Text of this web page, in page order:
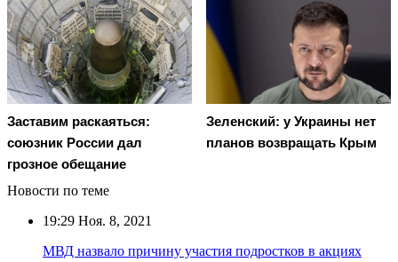
Заставим раскаяться:
союзник России дал
грозное обещание
Зеленский: у Украины нет
планов возвращать Крым
Новости по теме
19:29 Ноя. 8, 2021
МВД назвало причину участия подростков в акциях